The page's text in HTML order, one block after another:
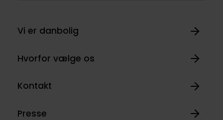
Vi er danbolig
Hvorfor vælge os
Kontakt
Presse